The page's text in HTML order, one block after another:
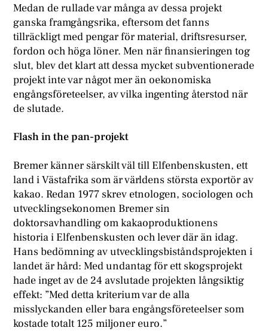
Medan de rullade var många av dessa projekt
ganska framgångsrika, eftersom det fanns
tillräckligt med pengar för material, driftsresurser,
fordon och höga löner. Men när finansieringen tog
slut, blev det klart att dessa mycket subventionerade
projekt inte var något mer än oekonomiska
engångsföreteelser, av vilka ingenting återstod när
de slutade.
Flash in the pan-projekt
Bremer känner särskilt väl till Elfenbenskusten, ett
land i Västafrika som är världens största exportör av
kakao. Redan 1977 skrev etnologen, sociologen och
utvecklingsekonomen Bremer sin
doktorsavhandling om kakaoproduktionens
historia i Elfenbenskusten och lever där än idag.
Hans bedömning av utvecklingsbiståndsprojekten i
landet är hård: Med undantag för ett skogsprojekt
hade inget av de 24 avslutade projekten långsiktig
effekt: ”Med detta kriterium var de alla
misslyckanden eller bara engångsföreteelser som
kostade totalt 125 miljoner euro.”